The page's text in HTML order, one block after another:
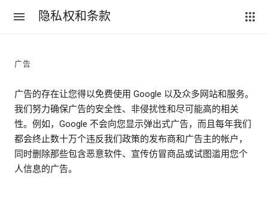
隐私权和条款
广告
广告的存在让您得以免费使用 Google 以及众多网站和服务。
我们努力确保广告的安全性、非侵扰性和尽可能高的相关
性。例如，Google 不会向您显示弹出式广告，而且每年我们
都会终止数十万个违反我们政策的发布商和广告主的帐户，
同时删除那些包含恶意软件、宣传仿冒商品或试图滥用您个
人信息的广告。